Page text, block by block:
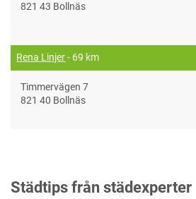
821 43 Bollnäs
Rena Linjer- 69 km
Timmervägen 7
821 40 Bollnäs
Städtips från städexperter